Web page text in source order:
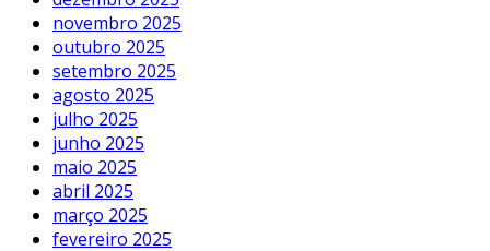
novembro 2025
outubro 2025
setembro 2025
agosto 2025
julho 2025
junho 2025
maio 2025
abril 2025
março 2025
fevereiro 2025